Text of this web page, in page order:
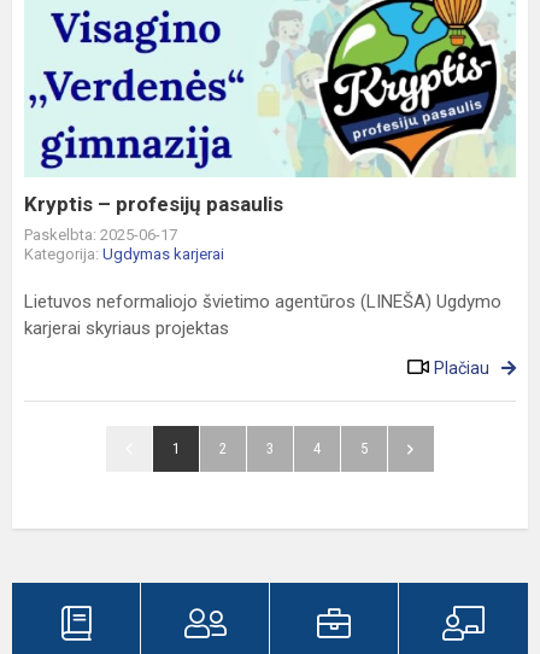
pasaulis
Kryptis – profesijų pasaulis
Paskelbta: 2025-06-17
Kategorija: Ugdymas karjerai
Lietuvos neformaliojo švietimo agentūros (LINEŠA) Ugdymo
karjerai skyriaus projektas
Plačiau
1 2 3 4 5